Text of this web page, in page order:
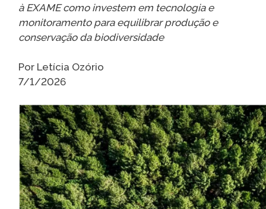
à EXAME como investem em tecnologia e
monitoramento para equilibrar produção e
conservação da biodiversidade
Por Letícia Ozório
7/1/2026